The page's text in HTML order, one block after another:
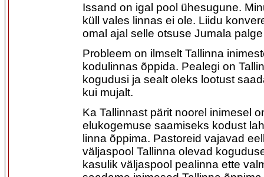
Issand on igal pool ühesugune.
küll vales linnas ei ole. Liidu
omal ajal selle otsuse Jumala
Probleem on ilmselt Tallinna
kodulinnas õppida. Pealegi on
kogudusi ja sealt oleks lootust
kui mujalt.
Ka Tallinnast pärit noorel inimesel
elukogemuse saamiseks kodust
linna õppima. Pastoreid vajavad
väljaspool Tallinna olevad
kasulik väljaspool pealinna ette